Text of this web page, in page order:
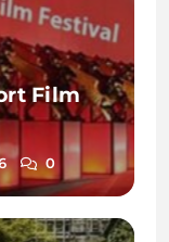
Film
0